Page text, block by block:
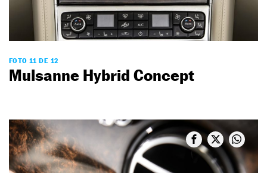
FOTO 11 DE 12
Mulsanne Hybrid Concept